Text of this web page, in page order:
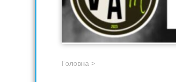
Головна >